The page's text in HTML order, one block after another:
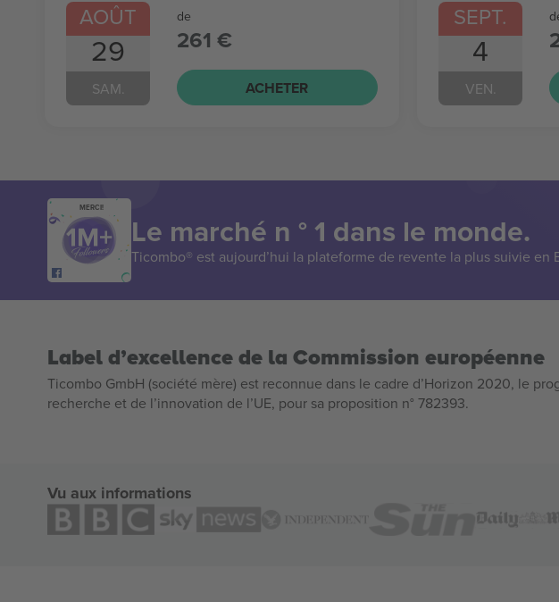
AOÛT
29
SAM.
de
261 €
ACHETER
SEPT.
4
VEN.
MERCI!
Le marché n ° 1 dans le monde.
Ticombo® est aujourd’hui la plateforme de revente la plus suivie en
Label d’excellence de la Commission européenne
Ticombo GmbH (société mère) est reconnue dans le cadre d’Horizon 2020, le
recherche et de l’innovation de l’UE, pour sa proposition n° 782393.
Vu aux informations